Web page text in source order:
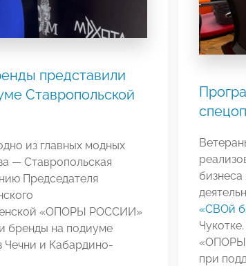
представили
Ставропольской
из главных модных
— Ставропольская
Председателя
«ОПОРЫ РОССИИ»
бренды на подиуме
Чечни и Кабардино-
«СВОй
«ОПОРЫ
при